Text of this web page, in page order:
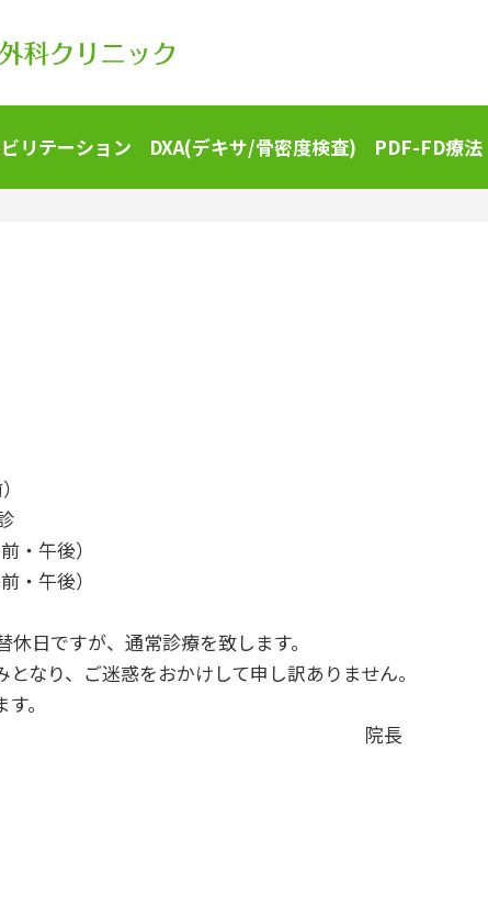
リテーション DXA(デキサ/骨密度検査) PDF-FD療法
・午後）
・午後）
日ですが、通常診療を致します。
なり、ご迷惑をおかけして申し訳ありません。
。
長